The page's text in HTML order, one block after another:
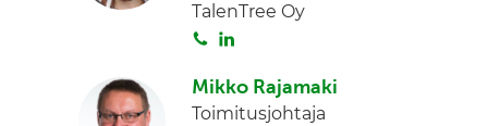
d
TalenTree Oy
S
i
t
n
k
Mikko Rajamaki
Toimitusjohtaja